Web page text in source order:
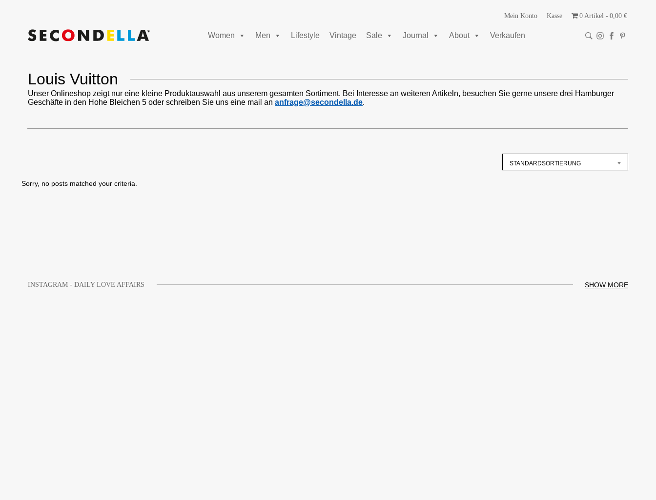
Mein Konto Kasse 0 Artikel 0,00 €
Women Men Lifestyle Vintage Sale Journal About Verkaufen
Louis Vuitton
Unser Onlineshop zeigt nur eine kleine Produktauswahl aus unserem gesamten Sortiment. Bei Interesse an weiteren Artikeln, besuchen Sie gerne unsere drei Hamburger
Geschäfte in den Hohe Bleichen 5 oder schreiben Sie uns eine mail an anfrage@secondella.de.
STANDARDSORTIERUNG
Sorry, no posts matched your criteria.
INSTAGRAM - DAILY LOVE AFFAIRS SHOW MORE